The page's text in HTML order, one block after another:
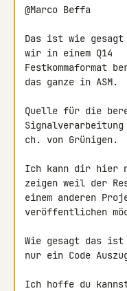
@Marco Beffa
Das ist wie
wir in einem Q14
Festkommaformat
das ganze in ASM.
Quelle für die
ch. von Grünigen.
Ich kann dir hier
zeigen weil der
einem anderen
veröffentlichen
Wie gesagt das ist
nur ein Code
Ich hoffe du